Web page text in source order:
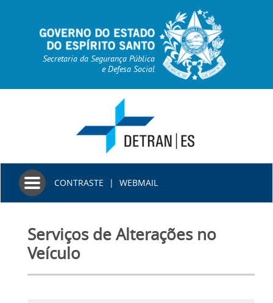
Secretaria da Segurança Pública
e Defesa Social
Toggle
navigation
CONTRASTE | WEBMAIL
Serviços de Alterações no
Veículo